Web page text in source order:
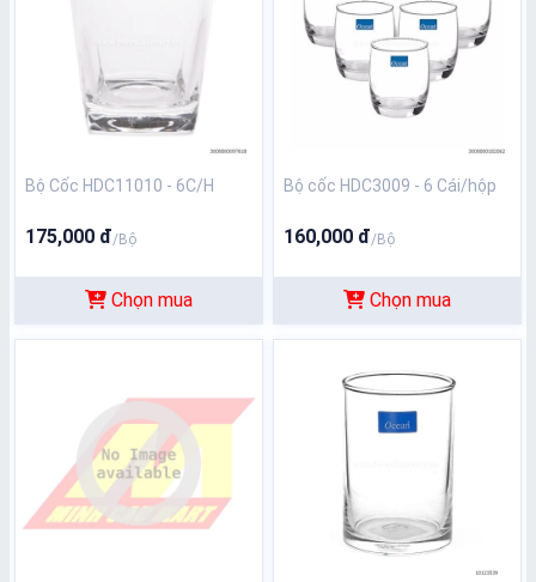
Bộ Cốc HDC11010 - 6C/H
175,000 đ/Bộ
Chọn mua
Bộ cốc HDC3009 - 6 Cái/hộp
160,000 đ/Bộ
Chọn mua